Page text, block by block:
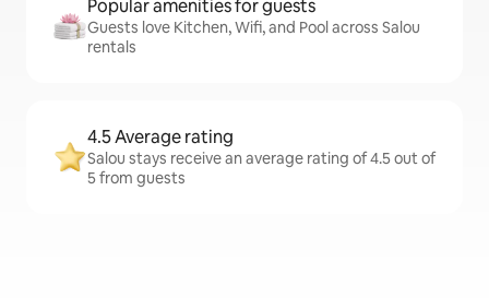
Popular amenities for guests
Guests love Kitchen, Wifi, and Pool across Salou
rentals
4.5 Average rating
Salou stays receive an average rating of 4.5 out of
5 from guests